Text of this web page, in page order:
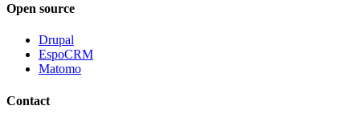
Open source
Drupal
EspoCRM
Matomo
Contact